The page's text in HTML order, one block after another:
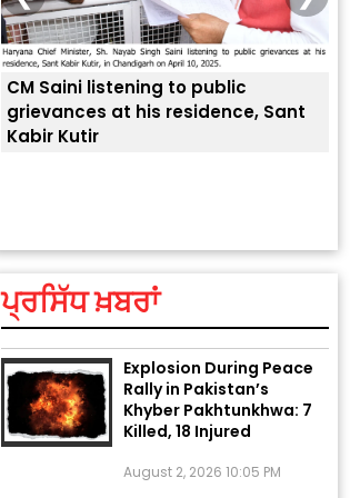
CM Saini listening to public
grievances at his residence, Sant
Kabir Kutir
ਪ੍ਰਸਿੱਧ ਖ਼ਬਰਾਂ
ਗ੍ਰਹਿਆਂ ਦੀ...
August 5, 2026 6:23 AM
Explosion During Peace
Rally in Pakistan’s
Khyber Pakhtunkhwa: 7
Killed, 18 Injured
August 2, 2026 10:05 PM